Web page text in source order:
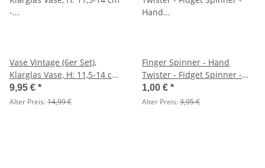
Vase Vintage (6er Set),
Klarglas Vase, H: 11,5-14 cm
- Vasen aus Glas zur
Tischdekoration, Hochzeit
9,95 € *
Alter Preis:14,99 €
Finger Spinner - Hand
Twister - Fidget Spinner -
Hand Spinner -
hochwertiges Kugellager
1,00 € *
Alter Preis:3,95 €